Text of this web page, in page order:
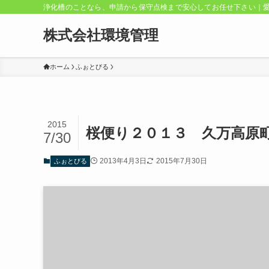
浄化槽のことなら、申請から保守点検まで安心してお任せ下さい｜
株式会社環境管理
ホーム ふぉとびる
桜便り２０１３ 久万高原
2015
7/30
ふぉとびる 2013年4月3日 2015年7月30日